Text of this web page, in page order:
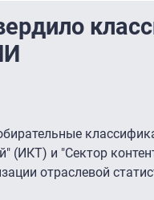
(ИКТ) и "Сектор
отраслевой